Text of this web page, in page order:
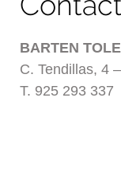
BARTEN
C. Tendillas, 4
T. 925 293 337